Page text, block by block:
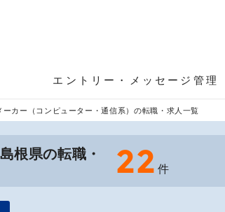
エントリー・メッセージ管理
ーカー（コンピューター・通信系）の転職・求人一覧
根県の転職・
22 件